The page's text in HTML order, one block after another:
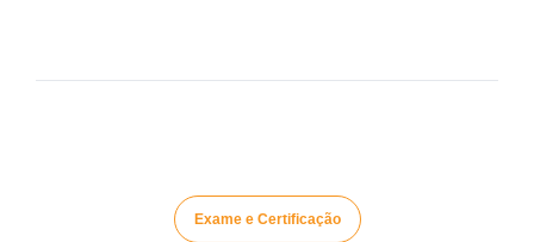
Exame e Certificação